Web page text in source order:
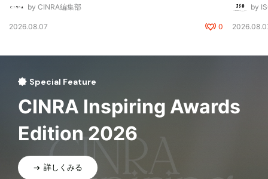
by CINRA編集部
2026.08.07 0
by
Special Feature
CINRA Inspiring Awards
Edition 2026
詳しくみる